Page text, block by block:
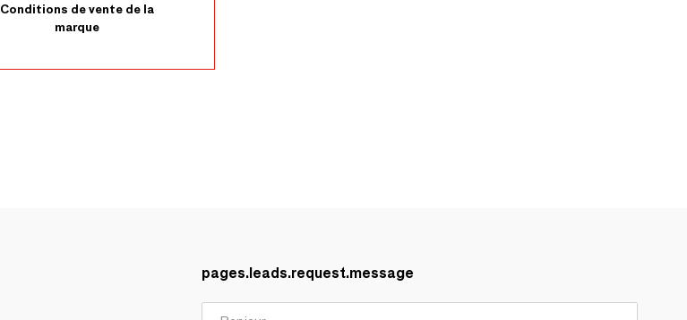
Conditions de vente de la
marque
pages.leads.request.message